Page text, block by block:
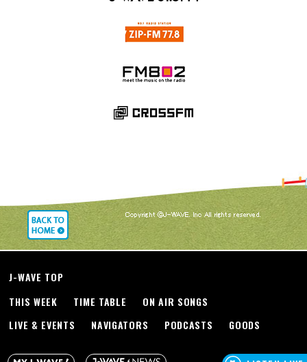
J-WAVE TOP
THIS WEEK
TIME TABLE
ON AIR SONGS
LIVE & EVENTS
NAVIGATORS PODCASTS GOODS